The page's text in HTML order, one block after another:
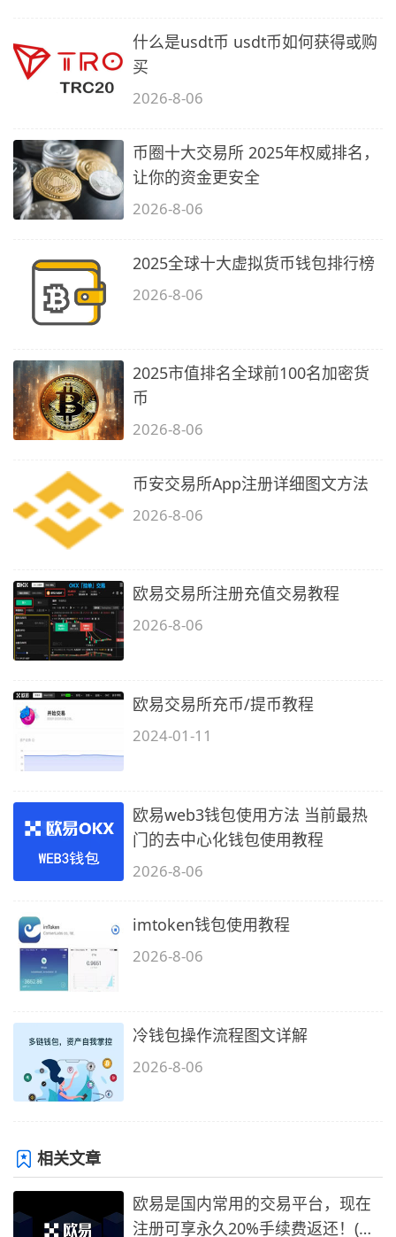
什么是usdt币 usdt币如何获得或购
买
2026-8-06
币圈十大交易所 2025年权威排名，
让你的资金更安全
2026-8-06
2025全球十大虚拟货币钱包排行榜
2026-8-06
2025市值排名全球前100名加密货
币
2026-8-06
币安交易所App注册详细图文方法
2026-8-06
欧易交易所注册充值交易教程
2026-8-06
欧易交易所充币/提币教程
2024-01-11
欧易web3钱包使用方法 当前最热
门的去中心化钱包使用教程
2026-8-06
imtoken钱包使用教程
2026-8-06
冷钱包操作流程图文详解
2026-8-06
相关文章
欧易是国内常用的交易平台，现在
注册可享永久20%手续费返还！(必